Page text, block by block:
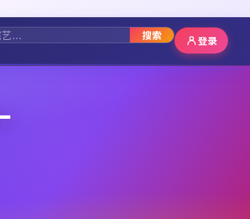
搜索 登录